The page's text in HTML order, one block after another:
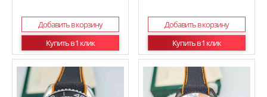
Добавить в корзину
Купить в 1 клик
Добавить в корзину
Купить в 1 клик